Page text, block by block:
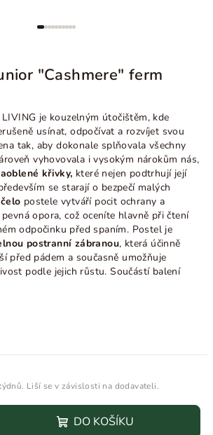
"Cashmere" ferm
je kouzelným útočištěm, kde
usínat, odpočívat a rozvíjet svou
tak, aby dokonale splňovala všechny
vyhovovala i vysokým nárokům nás,
křivky, které nejen podtrhují její
se starají o bezpečí malých
postele vytváří pocit ochrany a
opora, což oceníte hlavně při čtení
odpočinku před spaním. Postel je
postranní zábranou, která účinně
před pádem a současně umožňuje
podle jejich růstu. Součástí balení
Liší se v závislosti na dodavateli.
DO KOŠÍKU